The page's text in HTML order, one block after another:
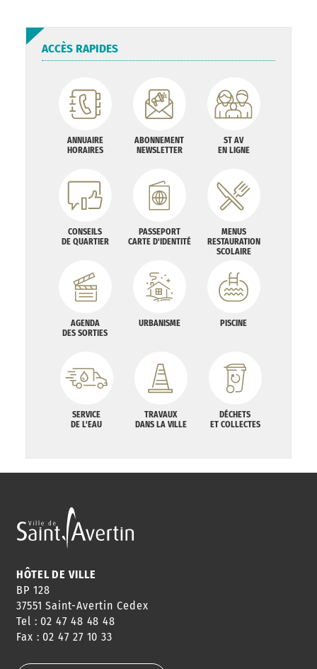
ACCÈS RAPIDES
ANNUAIRE
HORAIRES
ABONNEMENT
NEWSLETTER
ST AV
EN LIGNE
CONSEILS
DE QUARTIER
PASSEPORT
CARTE D'IDENTITÉ
MENUS
RESTAURATION
SCOLAIRE
AGENDA
DES SORTIES
URBANISME PISCINE
SERVICE
DE L'EAU
TRAVAUX
DANS LA VILLE
DÉCHETS
ET COLLECTES
HÔTEL DE VILLE
BP 128
37551 Saint-Avertin Cedex
Tel : 02 47 48 48 48
Fax : 02 47 27 10 33